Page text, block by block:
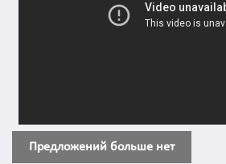
Предложений больше нет